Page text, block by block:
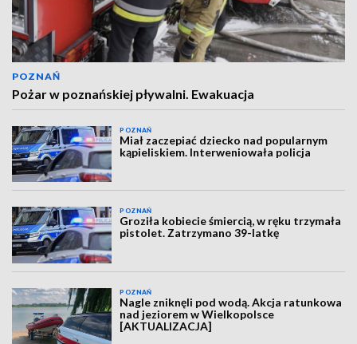
POZNAŃ
Pożar w poznańskiej pływalni. Ewakuacja
POZNAŃ
Miał zaczepiać dziecko nad popularnym
kąpieliskiem. Interweniowała policja
POZNAŃ
Groziła kobiecie śmiercią, w ręku trzymała
pistolet. Zatrzymano 39-latkę
POZNAŃ
Nagle zniknęli pod wodą. Akcja ratunkowa
nad jeziorem w Wielkopolsce
[AKTUALIZACJA]